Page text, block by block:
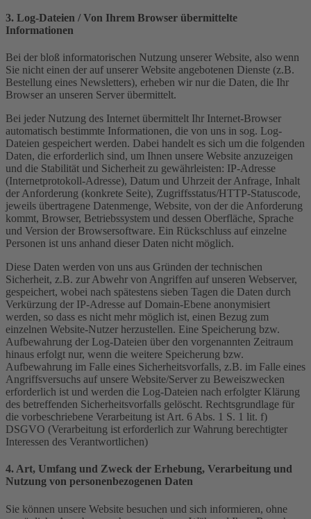
3. Log-Dateien / Von Ihrem Browser übermittelte
Informationen
Bei der bloß informatorischen Nutzung unserer Website, also wenn
Sie nicht einen der auf unserer Website angebotenen Dienste (z.B.
Bestellung eines Newsletters), erheben wir nur die Daten, die Ihr
Browser an unseren Server übermittelt.
Bei jeder Nutzung des Internet übermittelt Ihr Internet-Browser
automatisch bestimmte Informationen, die von uns in sog. Log-
Dateien gespeichert werden. Dabei handelt es sich um die folgenden
Daten, die erforderlich sind, um Ihnen unsere Website anzuzeigen
und die Stabilität und Sicherheit zu gewährleisten: IP-Adresse
(Internetprotokoll-Adresse), Datum und Uhrzeit der Anfrage, Inhalt
der Anforderung (konkrete Seite), Zugriffsstatus/HTTP-Statuscode,
jeweils übertragene Datenmenge, Website, von der die Anforderung
kommt, Browser, Betriebssystem und dessen Oberfläche, Sprache
und Version der Browsersoftware. Ein Rückschluss auf einzelne
Personen ist uns anhand dieser Daten nicht möglich.
Diese Daten werden von uns aus Gründen der technischen
Sicherheit, z.B. zur Abwehr von Angriffen auf unseren Webserver,
gespeichert, wobei nach spätestens sieben Tagen die Daten durch
Verkürzung der IP-Adresse auf Domain-Ebene anonymisiert
werden, so dass es nicht mehr möglich ist, einen Bezug zum
einzelnen Website-Nutzer herzustellen. Eine Speicherung bzw.
Aufbewahrung der Log-Dateien über den vorgenannten Zeitraum
hinaus erfolgt nur, wenn die weitere Speicherung bzw.
Aufbewahrung im Falle eines Sicherheitsvorfalls, z.B. im Falle eines
Angriffsversuchs auf unsere Website/Server zu Beweiszwecken
erforderlich ist und werden die Log-Dateien nach erfolgter Klärung
des betreffenden Sicherheitsvorfalls gelöscht. Rechtsgrundlage für
die vorbeschriebene Verarbeitung ist Art. 6 Abs. 1 S. 1 lit. f)
DSGVO (Verarbeitung ist erforderlich zur Wahrung berechtigter
Interessen des Verantwortlichen)
4. Art, Umfang und Zweck der Erhebung, Verarbeitung und
Nutzung von personenbezogenen Daten
Sie können unsere Website besuchen und sich informieren, ohne